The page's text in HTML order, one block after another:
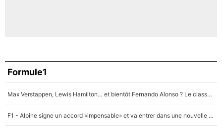
Formule1
Max Verstappen, Lewis Hamilton… et bientôt Fernando Alonso ? Le classement des pilotes les mieux payés en Formule 1 risque de changer !
F1 - Alpine signe un accord «impensable» et va entrer dans une nouvelle dimension : Grande nouvelle pour Pierre Gasly !